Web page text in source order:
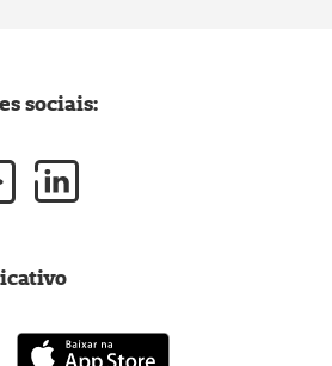
sociais: